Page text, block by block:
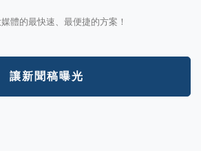
體的最快速、最便捷的方案！
讓新聞稿曝光